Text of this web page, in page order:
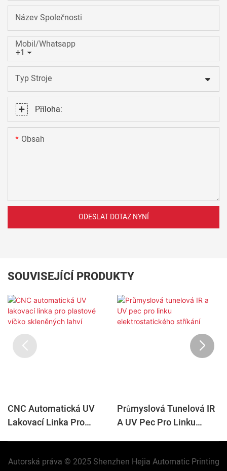
Název Společnosti
+1
Mobil/Whatsapp
Typ Stroje
Příloha:
Obsah
ODESLAT DOTAZ NYNÍ
SOUVISEJÍCÍ PRODUKTY
CNC Automatická UV
Lakovací Linka Pro
Průmyslová Tunelová IR
A UV Pec Pro Linku
Autorská práva © 2025 Shenzhen Hejia Automatic Printing